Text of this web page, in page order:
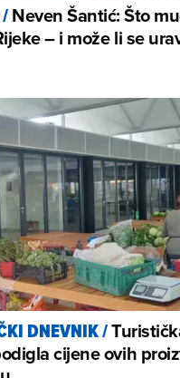
/Neven Šantić: Što
– i može li se
DNEVNIK/
cijene ovih